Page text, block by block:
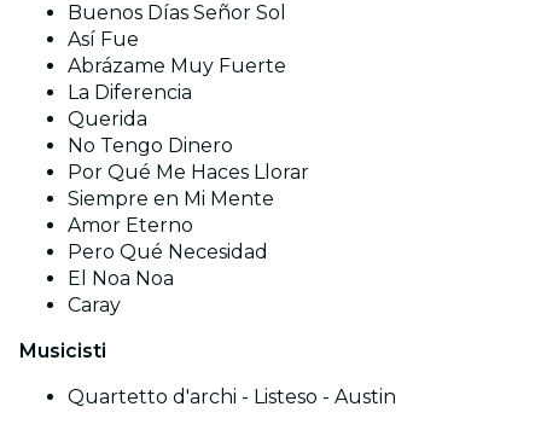
Buenos Días Señor Sol
Así Fue
Abrázame Muy Fuerte
La Diferencia
Querida
No Tengo Dinero
Por Qué Me Haces Llorar
Siempre en Mi Mente
Amor Eterno
Pero Qué Necesidad
El Noa Noa
Caray
Musicisti
Quartetto d'archi - Listeso - Austin